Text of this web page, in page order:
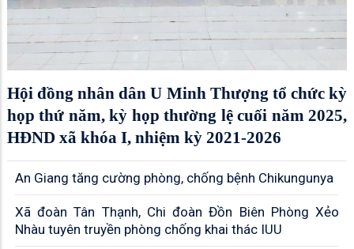
Hội đồng nhân dân U Minh Thượng tổ chức kỳ
họp thứ năm, kỳ họp thường lệ cuối năm 2025,
HĐND xã khóa I, nhiệm kỳ 2021-2026
An Giang tăng cường phòng, chống bệnh Chikungunya
Xã đoàn Tân Thạnh, Chi đoàn Đồn Biên Phòng Xẻo
Nhàu tuyên truyền phòng chống khai thác IUU